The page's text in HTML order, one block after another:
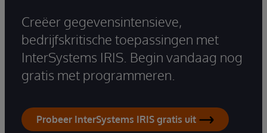
Creëer gegevensintensieve,
bedrijfskritische toepassingen met
InterSystems IRIS. Begin vandaag nog
gratis met programmeren.
Probeer InterSystems IRIS gratis uit